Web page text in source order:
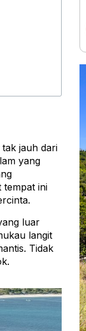
jauh dari
yang
tempat ini
luar
langit
Tidak